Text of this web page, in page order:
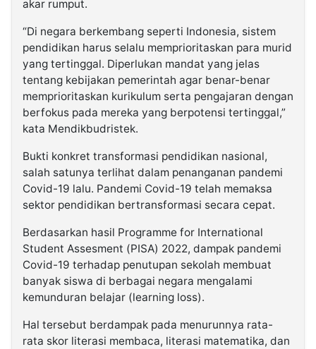
akar rumput.
“Di negara berkembang seperti Indonesia, sistem
pendidikan harus selalu memprioritaskan para murid
yang tertinggal. Diperlukan mandat yang jelas
tentang kebijakan pemerintah agar benar-benar
memprioritaskan kurikulum serta pengajaran dengan
berfokus pada mereka yang berpotensi tertinggal,”
kata Mendikbudristek.
Bukti konkret transformasi pendidikan nasional,
salah satunya terlihat dalam penanganan pandemi
Covid-19 lalu. Pandemi Covid-19 telah memaksa
sektor pendidikan bertransformasi secara cepat.
Berdasarkan hasil Programme for International
Student Assesment (PISA) 2022, dampak pandemi
Covid-19 terhadap penutupan sekolah membuat
banyak siswa di berbagai negara mengalami
kemunduran belajar (learning loss).
Hal tersebut berdampak pada menurunnya rata-
rata skor literasi membaca, literasi matematika, dan